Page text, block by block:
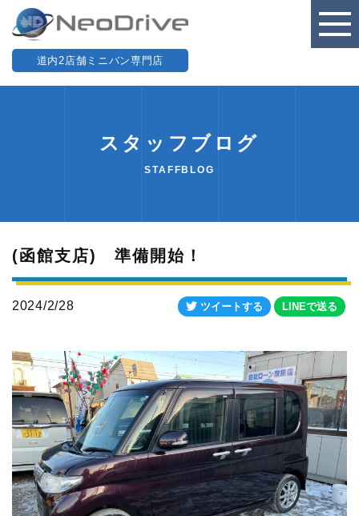
道内2店舗ミニバン専門店
スタッフブログ
STAFFBLOG
(函館支店) 準備開始！
2024/2/28 ツイートする LINEで送る